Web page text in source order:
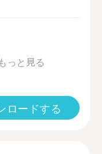
もっと見る
ロードする